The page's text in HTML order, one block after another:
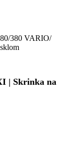
380 VARIO/
| Skrinka na